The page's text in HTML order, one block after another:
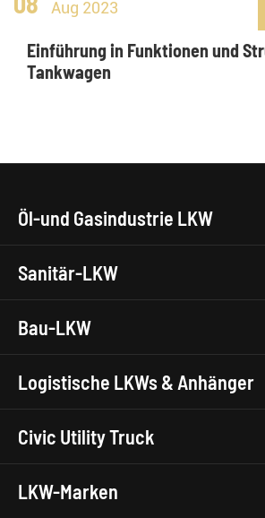
Aug 2023
Einführung in Funktionen und
Tankwagen
Öl-und Gasindustrie LKW
Sanitär-LKW
Bau-LKW
Logistische LKWs & Anhänger
Civic Utility Truck
LKW-Marken